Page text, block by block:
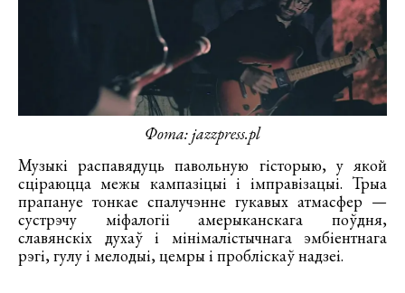
Фота: jazzpress.pl
Музыкі распавядуць павольную гісторыю, у якой
сціраюцца межы кампазіцыі і імправізацыі. Трыа
прапануе тонкае спалучэнне гукавых атмасфер —
сустрэчу міфалогіі амерыканскага поўдня,
славянскіх духаў і мінімалістычнага эмбіентнага
рэгі, гулу і мелодыі, цемры і пробліскаў надзеі.